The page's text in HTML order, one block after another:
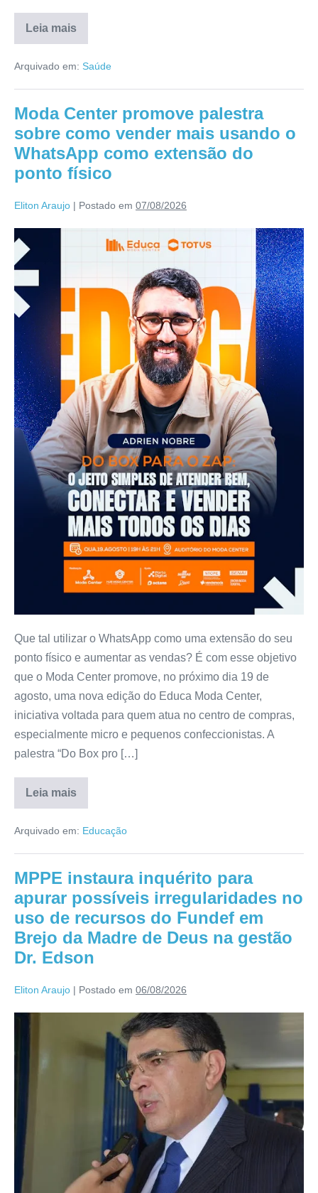
Leia mais
Arquivado em: Saúde
Moda Center promove palestra
sobre como vender mais usando o
WhatsApp como extensão do
ponto físico
Eliton Araujo | Postado em 07/08/2026
Que tal utilizar o WhatsApp como uma extensão do seu
ponto físico e aumentar as vendas? É com esse objetivo
que o Moda Center promove, no próximo dia 19 de
agosto, uma nova edição do Educa Moda Center,
iniciativa voltada para quem atua no centro de compras,
especialmente micro e pequenos confeccionistas. A
palestra “Do Box pro […]
Leia mais
Arquivado em: Educação
MPPE instaura inquérito para
apurar possíveis irregularidades no
uso de recursos do Fundef em
Brejo da Madre de Deus na gestão
Dr. Edson
Eliton Araujo | Postado em 06/08/2026